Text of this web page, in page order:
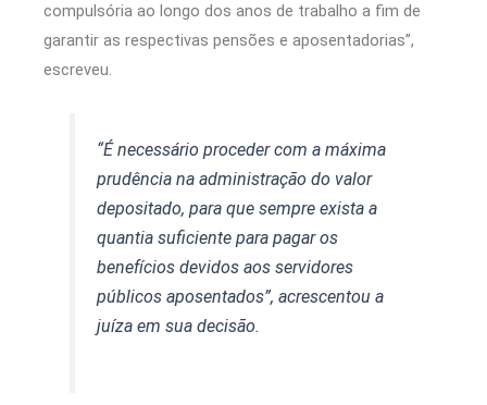
compulsória ao longo dos anos de trabalho a fim de
garantir as respectivas pensões e aposentadorias”,
escreveu.
“É necessário proceder com a máxima
prudência na administração do valor
depositado, para que sempre exista a
quantia suficiente para pagar os
benefícios devidos aos servidores
públicos aposentados”, acrescentou a
juíza em sua decisão.